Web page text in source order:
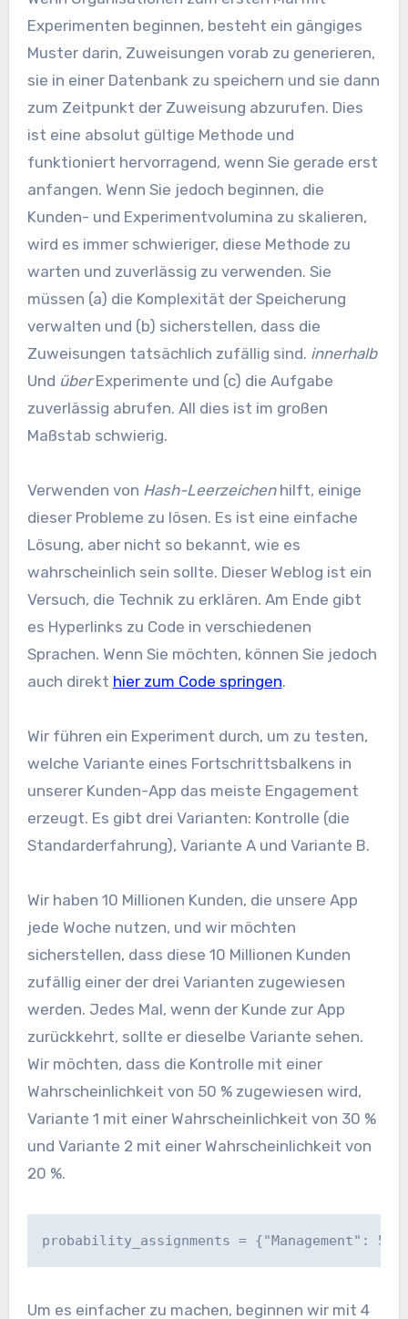
Experimenten beginnen, besteht ein gängiges
Muster darin, Zuweisungen vorab zu generieren,
sie in einer Datenbank zu speichern und sie dann
zum Zeitpunkt der Zuweisung abzurufen. Dies
ist eine absolut gültige Methode und
funktioniert hervorragend, wenn Sie gerade erst
anfangen. Wenn Sie jedoch beginnen, die
Kunden- und Experimentvolumina zu skalieren,
wird es immer schwieriger, diese Methode zu
warten und zuverlässig zu verwenden. Sie
müssen (a) die Komplexität der Speicherung
verwalten und (b) sicherstellen, dass die
Zuweisungen tatsächlich zufällig sind. innerhalb
Und überExperimente und (c) die Aufgabe
zuverlässig abrufen. All dies ist im großen
Maßstab schwierig.
Verwenden von Hash-Leerzeichenhilft, einige
dieser Probleme zu lösen. Es ist eine einfache
Lösung, aber nicht so bekannt, wie es
wahrscheinlich sein sollte. Dieser Weblog ist ein
Versuch, die Technik zu erklären. Am Ende gibt
es Hyperlinks zu Code in verschiedenen
Sprachen. Wenn Sie möchten, können Sie jedoch
auch direkt hier zum Code springen.
Wir führen ein Experiment durch, um zu testen,
welche Variante eines Fortschrittsbalkens in
unserer Kunden-App das meiste Engagement
erzeugt. Es gibt drei Varianten: Kontrolle (die
Standarderfahrung), Variante A und Variante B.
Wir haben 10 Millionen Kunden, die unsere App
jede Woche nutzen, und wir möchten
sicherstellen, dass diese 10 Millionen Kunden
zufällig einer der drei Varianten zugewiesen
werden. Jedes Mal, wenn der Kunde zur App
zurückkehrt, sollte er dieselbe Variante sehen.
Wir möchten, dass die Kontrolle mit einer
Wahrscheinlichkeit von 50 % zugewiesen wird,
Variante 1 mit einer Wahrscheinlichkeit von 30 %
und Variante 2 mit einer Wahrscheinlichkeit von
20 %.
probability_assignments = {"Management":
Um es einfacher zu machen, beginnen wir mit 4